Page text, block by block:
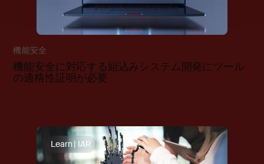
機能安全
機能安全に対応する組込みシステム開発にツール
の適格性証明が必要
Learn | IAR